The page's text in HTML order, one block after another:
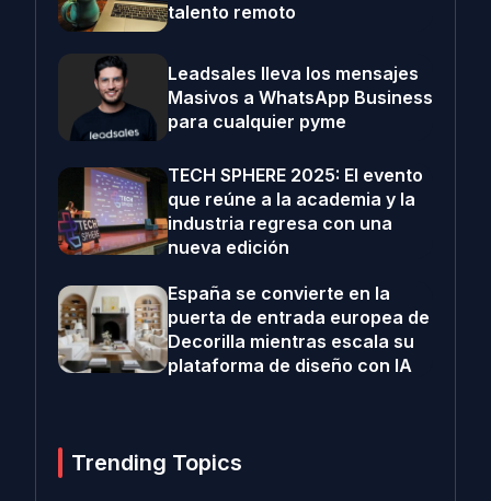
talento remoto
Leadsales lleva los mensajes
Masivos a WhatsApp Business
para cualquier pyme
TECH SPHERE 2025: El evento
que reúne a la academia y la
industria regresa con una
nueva edición
España se convierte en la
puerta de entrada europea de
Decorilla mientras escala su
plataforma de diseño con IA
Trending Topics